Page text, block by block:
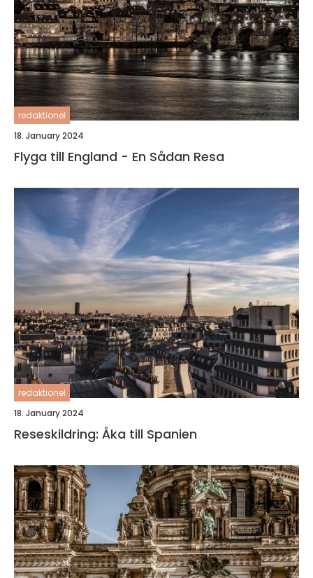
redaktionel
18. January 2024
Flyga till England - En Sådan Resa
redaktionel
18. January 2024
Reseskildring: Åka till Spanien